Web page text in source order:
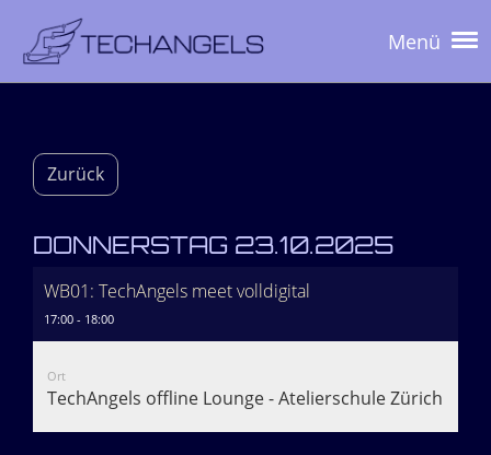
Menü
Zurück
DONNERSTAG 23.10.2025
WB01: TechAngels meet volldigital
17:00 - 18:00
Ort
TechAngels offline Lounge - Atelierschule Zürich -